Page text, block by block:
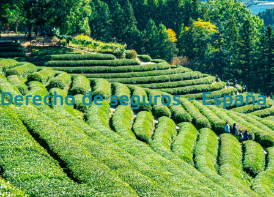
Derecho de seguros - España